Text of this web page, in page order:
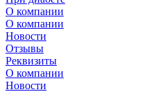
О компании
О компании
Новости
Отзывы
Реквизиты
О компании
Новости